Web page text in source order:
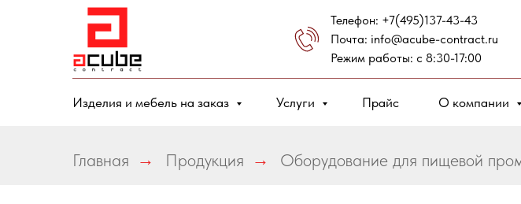
Телефон: +7(495)137-43-43
Почта: info@acube-contract.ru
Режим работы: с 8:30-17:00
Изделия и мебель на заказ Услуги Прайс О компании
Главная → Продукция → Оборудование для пищевой